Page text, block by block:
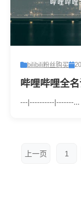
bilibili粉丝购买
哔哩哔哩全
---|----------|-------...
上一页 1